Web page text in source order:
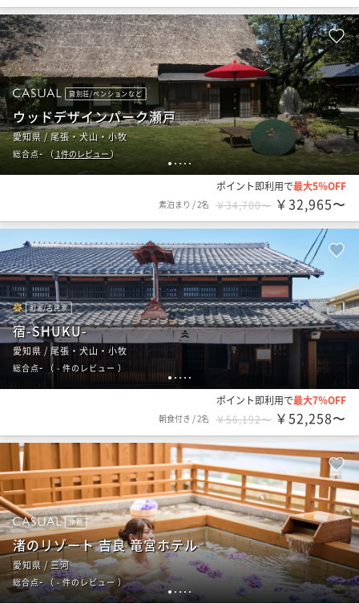
1 2 3 4 5
貸別荘/ペンションなど
ウッドデザインパーク瀬戸
愛知県 / 尾張・犬山・小牧
総合点-（ 1件のレビュー）
ポイント即利用で最大5％OFF
素泊まり /2名 ￥34,700〜 ￥32,965〜
1 2 3 4 5
町家/古民家
宿-SHUKU-
愛知県 / 尾張・犬山・小牧
総合点- （ - 件のレビュー ）
ポイント即利用で最大7％OFF
朝食付き /2名 ￥56,192〜 ￥52,258〜
1 2 345
旅館
渚のリゾート 吉良 竜宮ホテル
愛知県 / 三河
総合点-（- 件のレビュー ）